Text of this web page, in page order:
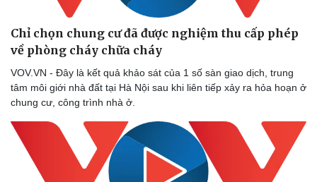
Chỉ chọn chung cư đã được nghiệm thu cấp phép
về phòng cháy chữa cháy
VOV.VN - Đây là kết quả khảo sát của 1 số sàn giao dịch, trung
tâm môi giới nhà đất tại Hà Nội sau khi liên tiếp xảy ra hỏa hoạn ở
chung cư, công trình nhà ở.